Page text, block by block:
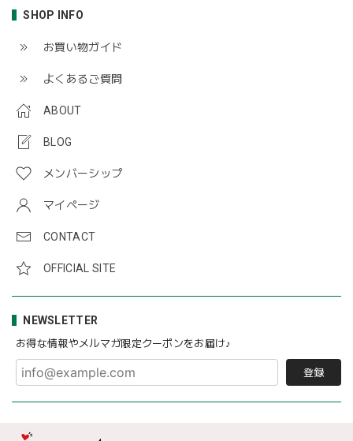
SHOP INFO
お買い物ガイド
よくあるご質問
ABOUT
BLOG
メンバーシップ
マイページ
CONTACT
OFFICIAL SITE
NEWSLETTER
お得な情報やメルマガ限定クーポンをお届け♪
登録